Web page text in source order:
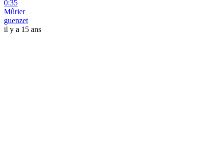
0:35
Mûrier
guenzet
il y a 15 ans